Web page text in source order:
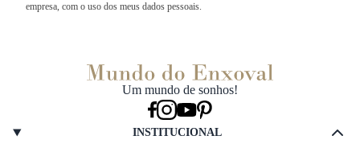
empresa, com o uso dos meus dados pessoais.
Um mundo de sonhos!
INSTITUCIONAL